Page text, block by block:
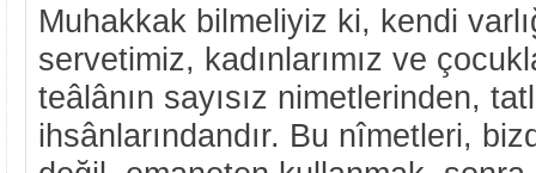
Muhakkak bilmeliyiz ki, kendi
servetimiz, kadınlarımız ve
teâlânın sayısız nimetlerinden,
ihsânlarındandır. Bu nîmetleri,